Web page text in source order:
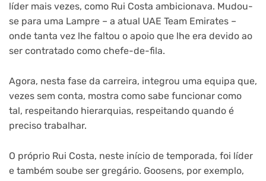
líder mais vezes, como Rui Costa ambicionava. Mudou-
se para uma Lampre – a atual UAE Team Emirates –
onde tanta vez lhe faltou o apoio que lhe era devido ao
ser contratado como chefe-de-fila.
Agora, nesta fase da carreira, integrou uma equipa que,
vezes sem conta, mostra como sabe funcionar como
tal, respeitando hierarquias, respeitando quando é
preciso trabalhar.
O próprio Rui Costa, neste início de temporada, foi líder
e também soube ser gregário. Goosens, por exemplo,